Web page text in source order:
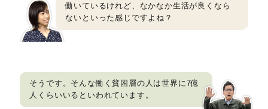
働いているけれど、なかなか生活が良くなら
ないといった感じですよね？
そうです。そんな働く貧困層の人は世界に7億
人くらいいるといわれています。